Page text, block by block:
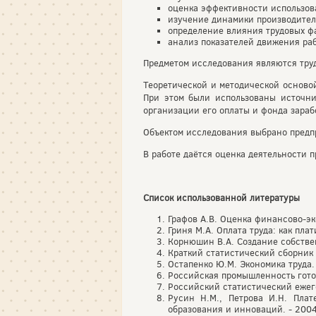
оценка эффективности
изучение динамики
определение влияния трудовых
анализ показателей движения
Предметом исследования являются
Теоретической и методической
При этом были использованы
организации его оплаты и фонда
Объектом исследования выбрано
В работе даётся оценка
Список использованной литературы
Графов А.В. Оценка финансово-
Гриня М.А. Оплата труда: как
Корнюшин В.А. Создание
Краткий статистический
Остапенко Ю.М. Экономика
Российская промышленность
Российский статистический
Русин Н.М., Петрова И.Н.
образования и инноваций. -